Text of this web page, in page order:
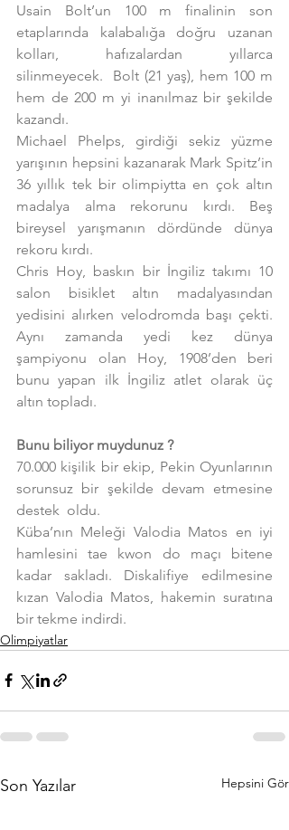
Usain Bolt’un 100 m finalinin son
etaplarında kalabalığa doğru uzanan
kolları, hafızalardan yıllarca
silinmeyecek.  Bolt (21 yaş), hem 100 m
hem de 200 m yi inanılmaz bir şekilde
kazandı.
Michael Phelps, girdiği sekiz yüzme
yarışının hepsini kazanarak Mark Spitz’in
36 yıllık tek bir olimpiytta en çok altın
madalya alma rekorunu kırdı. Beş
bireysel yarışmanın dördünde dünya
rekoru kırdı.
Chris Hoy, baskın bir İngiliz takımı 10
salon bisiklet altın madalyasından
yedisini alırken velodromda başı çekti.
Aynı zamanda yedi kez dünya
şampiyonu olan Hoy, 1908’den beri
bunu yapan ilk İngiliz atlet olarak üç
altın topladı.
Bunu biliyor muydunuz ?
70.000 kişilik bir ekip, Pekin Oyunlarının
sorunsuz bir şekilde devam etmesine
destek  oldu.
Küba’nın Meleği Valodia Matos en iyi
hamlesini tae kwon do maçı bitene
kadar sakladı. Diskalifiye edilmesine
kızan Valodia Matos, hakemin suratına
bir tekme indirdi.
Olimpiyatlar
Son Yazılar Hepsini Gör